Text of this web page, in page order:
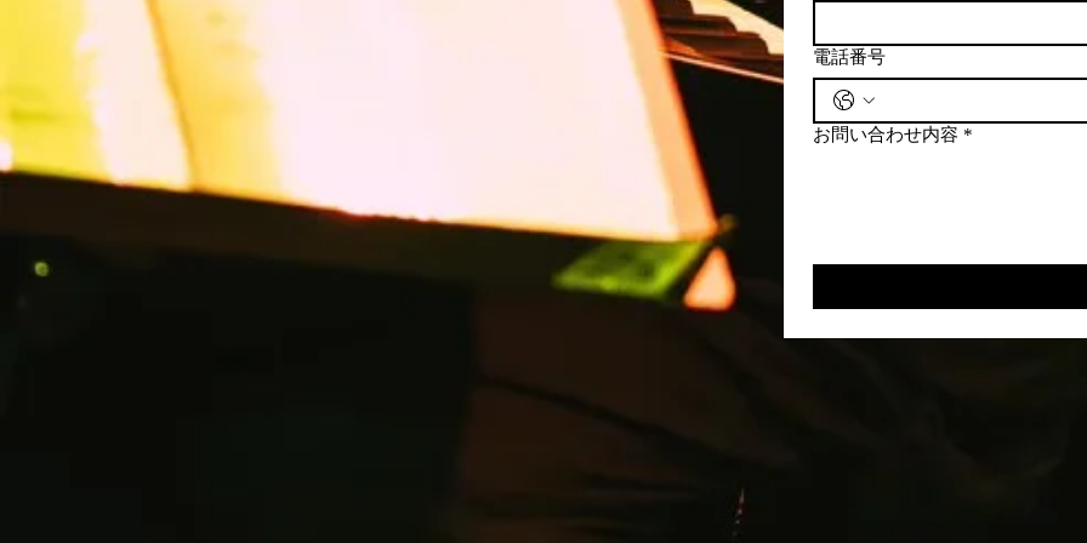
電話番号
お問い合わせ内容 *